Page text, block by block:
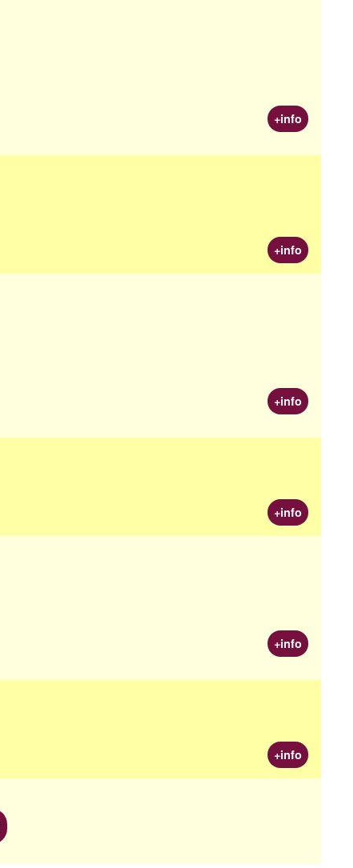
+info
+info
+info
+info
+info
+info